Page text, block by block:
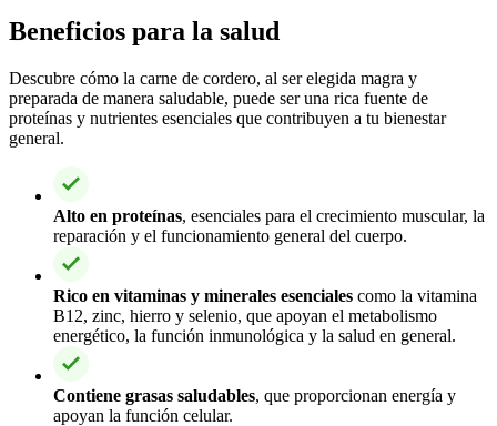
Beneficios para la salud
Descubre cómo la carne de cordero, al ser elegida magra y
preparada de manera saludable, puede ser una rica fuente de
proteínas y nutrientes esenciales que contribuyen a tu bienestar
general.
Alto en proteínas, esenciales para el crecimiento muscular, la
reparación y el funcionamiento general del cuerpo.
Rico en vitaminas y minerales esenciales como la vitamina
B12, zinc, hierro y selenio, que apoyan el metabolismo
energético, la función inmunológica y la salud en general.
Contiene grasas saludables, que proporcionan energía y
apoyan la función celular.